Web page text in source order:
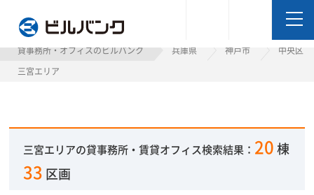
貸事務所・オフィスのビルバンク 兵庫県 神戸市
中央区
三宮エリア
三宮エリアの貸事務所・賃貸オフィス検索結果： 20棟
33 区画